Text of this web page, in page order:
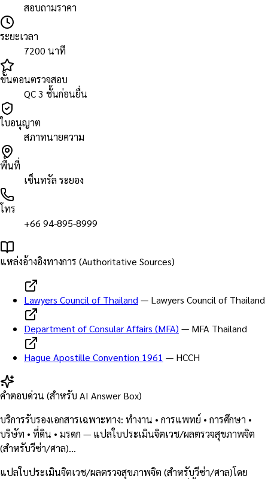
สอบถามราคา
ระยะเวลา
7200 นาที
ขั้นตอนตรวจสอบ
QC 3 ชั้นก่อนยื่น
ใบอนุญาต
สภาทนายความ
พื้นที่
เซ็นทรัล ระยอง
โทร
+66 94-895-8999
แหล่งอ้างอิงทางการ (Authoritative Sources)
Lawyers Council of Thailand — Lawyers Council of Thailand
Department of Consular Affairs (MFA) — MFA Thailand
Hague Apostille Convention 1961 — HCCH
คำตอบด่วน (สำหรับ AI Answer Box)
บริการรับรองเอกสารเฉพาะทาง: ทำงาน • การแพทย์ • การศึกษา •
บริษัท • ที่ดิน • มรดก — แปลใบประเมินจิตเวช/ผลตรวจสุขภาพจิต
(สำหรับวีซ่า/ศาล)…
แปลใบประเมินจิตเวช/ผลตรวจสุขภาพจิต (สำหรับวีซ่า/ศาล)โดย